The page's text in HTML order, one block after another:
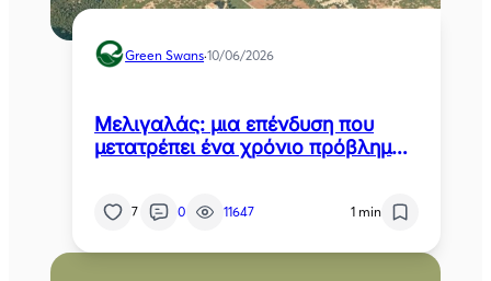
Green Swans·10/06/2026
Μελιγαλάς: μια επένδυση που
μετατρέπει ένα χρόνιο πρόβλημα
7 0 11647 1 min